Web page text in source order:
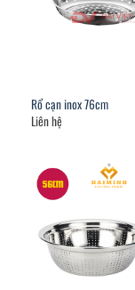
Rổ cạn inox 76cm
Liên hệ